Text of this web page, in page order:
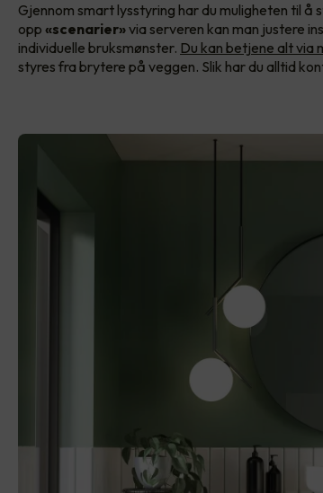
Gjennom smart lysstyring har du muligheten til å
opp «scenarier»via serveren kan man justere
individuelle bruksmønster. Du kan betjene alt via
styres fra brytere på veggen. Slik har du alltid